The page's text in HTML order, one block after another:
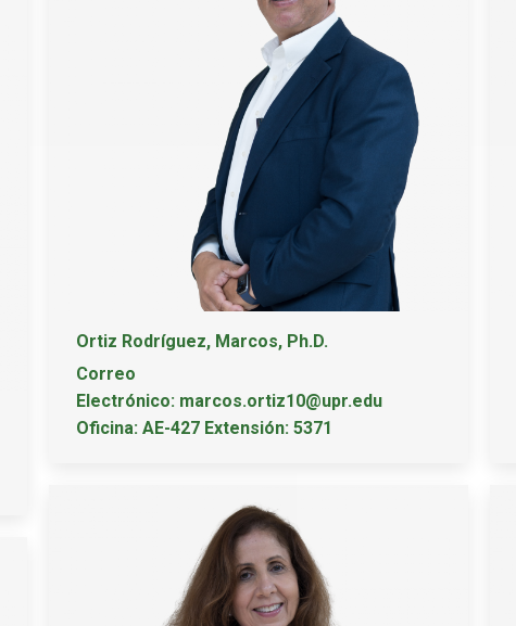
Ortiz Rodríguez, Marcos, Ph.D.
Correo
Electrónico: marcos.ortiz10@upr.edu
Oficina: AE-427 Extensión: 5371